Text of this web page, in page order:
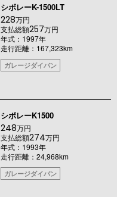
シボレーK-1500LT
228万円
支払総額257万円
年式：1997年
走行距離：167,323km
ガレージダイバン
シボレーK1500
248万円
支払総額274万円
年式：1993年
走行距離：24,968km
ガレージダイバン